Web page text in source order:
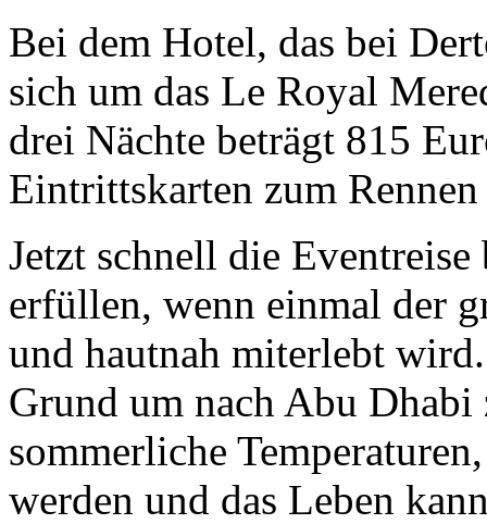
Bei dem Hotel, das bei
sich um das Le Royal
drei Nächte beträgt 815
Eintrittskarten zum
Jetzt schnell die
erfüllen, wenn einmal der
und hautnah miterlebt
Grund um nach Abu Dhabi
sommerliche
werden und das Leben